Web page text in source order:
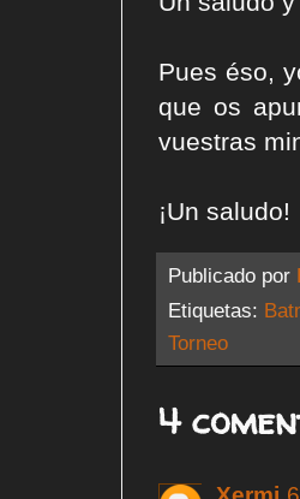
Pues éso,
que os
vuestras
¡Un saludo!
Publicado por
Etiquetas:
Torneo
4